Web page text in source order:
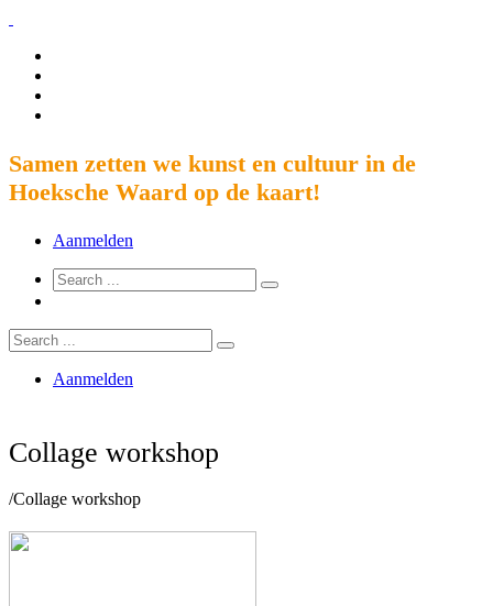
Samen zetten we kunst en cultuur in de
Hoeksche Waard op de kaart!
Aanmelden
Aanmelden
Collage workshop
/Collage workshop
Collage workshop